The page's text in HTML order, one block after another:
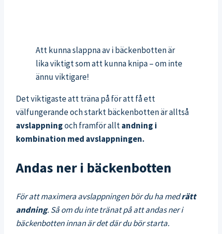
Att kunna slappna av i bäckenbotten är
lika viktigt som att kunna knipa – om inte
ännu viktigare!
Det viktigaste att träna på för att få ett
välfungerande och starkt bäckenbotten är alltså
avslappningoch framför alltandning i
kombination med avslappningen.
Andas ner i bäckenbotten
För att maximera avslappningen bör du ha medrätt
andning. Så om du inte tränat på att andas ner i
bäckenbotten innan är det där du bör starta.